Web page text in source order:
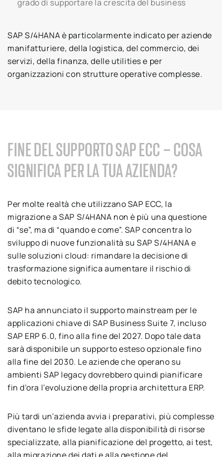
grado di supportare la crescita del business
SAP S/4HANA è particolarmente indicato per aziende
manifatturiere, della logistica, del commercio, dei
servizi, della finanza, delle utilities e per
organizzazioni con strutture operative complesse.
FINE DEL SUPPORTO SAP ECC – COSA
SIGNIFICA PER LA TUA AZIENDA?
Per molte realtà che utilizzano SAP ECC, la
migrazione a SAP S/4HANA non è più una questione
di “se”, ma di “quando e come”. SAP concentra lo
sviluppo di nuove funzionalità su SAP S/4HANA e
sulle soluzioni cloud: rimandare la decisione di
trasformazione significa aumentare il rischio di
debito tecnologico.
SAP ha annunciato il supporto mainstream per le
applicazioni chiave di SAP Business Suite 7, incluso
SAP ERP 6.0, fino alla fine del 2027. Dopo tale data
sarà disponibile un supporto esteso opzionale fino
alla fine del 2030. Le aziende che operano su
ambienti SAP legacy dovrebbero quindi pianificare
fin d’ora l’evoluzione della propria architettura ERP.
Più tardi un’azienda avvia i preparativi, più complesse
diventano le sfide legate alla disponibilità di risorse
specializzate, alla pianificazione del progetto, ai test,